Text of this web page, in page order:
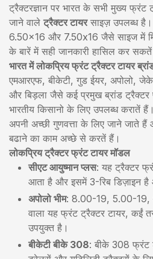
ट्रैक्टरज्ञान पर भारत के सभी मुख्य फ्रंट
जाने वाले ट्रैक्टर टायरसाइज़ उपलब्ध
6.50x16 और 7.50x16 जैसे साइज में
के बारें में सही जानकारी हासिल कर
भारत में लोकप्रिय फ्रंट ट्रैक्टर टायर
एमआरएफ, बीकेटी, गुड ईयर, अपोलो, जेके
और बिड़ला जैसे कई प्रमुख ब्रांड
भारतीय किसानो के लिए उपलब्ध करातें
अपनी अच्छी गुणवत्ता के लिए जाने जाते
बढाने का काम अच्छे से करतें हैं।
लोकप्रिय ट्रैक्टर फ्रंट टायर मॉडल
सीएट आयुष्मान प्लस: यह ट्रैक्टर
आता है और इसमें 3-रिब डिज़ाइन
अपोलो भीम: 8.00-19, 5.00-19,
वाला यह फ्रंट ट्रैक्टर टायर, कईं
उपयुक्त है।
बीकेटी बीके 308: बीके 308 फ्रंट